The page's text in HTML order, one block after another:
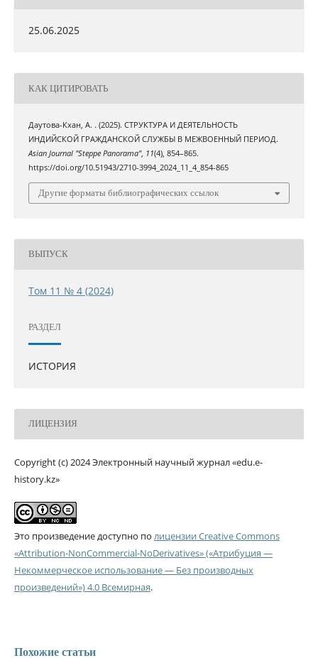
25.06.2025
КАК ЦИТИРОВАТЬ
Даутова-Кхан, А. . (2025). СТРУКТУРА И ДЕЯТЕЛЬНОСТЬ
ИНДИЙСКОЙ ГРАЖДАНСКОЙ СЛУЖБЫ В МЕЖВОЕННЫЙ ПЕРИОД.
Asian Journal "Steppe Panorama", 11(4), 854–865.
https://doi.org/10.51943/2710-3994_2024_11_4_854-865
Другие форматы библиографических ссылок
ВЫПУСК
Том 11 № 4 (2024)
РАЗДЕЛ
ИСТОРИЯ
ЛИЦЕНЗИЯ
Copyright (c) 2024 Электронный научный журнал «edu.e-
history.kz»
Это произведение доступно по лицензии Creative Commons
«Attribution-NonCommercial-NoDerivatives» («Атрибуция —
Некоммерческое использование — Без производных
произведений») 4.0 Всемирная.
Похожие статьи